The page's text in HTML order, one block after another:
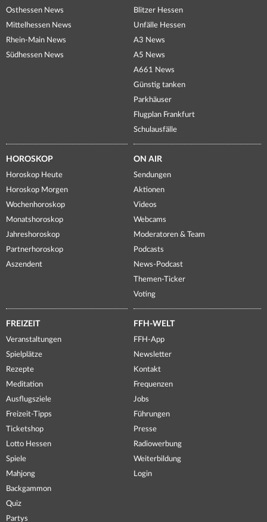
Osthessen News
Mittelhessen News
Rhein-Main News
Südhessen News
Blitzer Hessen
Unfälle Hessen
A3 News
A5 News
A661 News
Günstig tanken
Parkhäuser
Flugplan Frankfurt
Schulausfälle
HOROSKOP
Horoskop Heute
Horoskop Morgen
Wochenhoroskop
Monatshoroskop
Jahreshoroskop
Partnerhoroskop
Aszendent
ON AIR
Sendungen
Aktionen
Videos
Webcams
Moderatoren & Team
Podcasts
News-Podcast
Themen-Ticker
Voting
FREIZEIT
Veranstaltungen
Spielplätze
Rezepte
Meditation
Ausflugsziele
Freizeit-Tipps
Ticketshop
Lotto Hessen
Spiele
Mahjong
Backgammon
Quiz
Partys
FFH-WELT
FFH-App
Newsletter
Kontakt
Frequenzen
Jobs
Führungen
Presse
Radiowerbung
Weiterbildung
Login